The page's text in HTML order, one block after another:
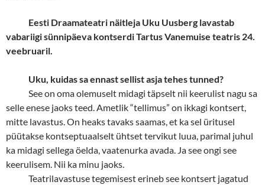
Eesti Draamateatri näitleja Uku Uusberg lavastab
vabariigi sünnipäeva kontserdi Tartus Vanemuise teatris 24.
veebruaril.
Uku, kuidas sa ennast sellist asja tehes tunned?
See on oma olemuselt midagi täpselt nii keerulist nagu sa
selle enese jaoks teed. Ametlik “tellimus” on ikkagi kontsert,
mitte lavastus. On heaks tavaks saamas, et ka sel üritusel
püütakse kontseptuaalselt ühtset tervikut luua, parimal juhul
ka midagi sellega öelda, vaatenurka avada. Ja see ongi see
keerulisem. Nii ka minu jaoks.
Teatrilavastuse tegemisest erineb see kontsert jagatud